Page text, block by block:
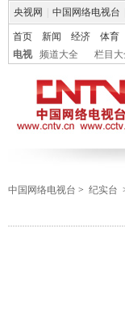
央视网 中国网络电视台
首页 新闻 经济 体育
电视
频道大全 栏目大
中国网络电视台 > 纪实台